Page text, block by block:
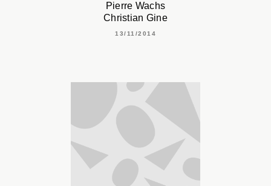
Pierre Wachs
Christian Gine
13/11/2014